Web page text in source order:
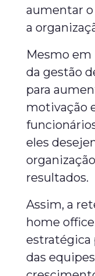
aumentar
a
Mesmo em
da gestão
para
motivação
eles
resultados.
Assim, a
home
estratégica
das